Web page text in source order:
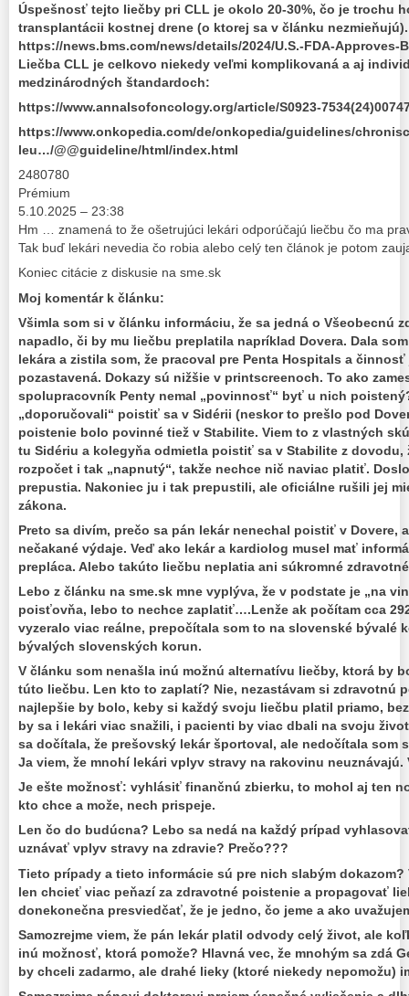
Úspešnosť tejto liečby pri CLL je okolo 20-30%, čo je trochu
transplantácii kostnej drene (o ktorej sa v článku nezmieňujú).
https://news.bms.com/news/details/2024/U.S.-FDA-
Liečba CLL je celkovo niekedy veľmi komplikovaná a aj
medzinárodných štandardoch:
https://www.annalsofoncology.org/article/S0923-
https://www.onkopedia.com/de/onkopedia/guidelines/
leu…/@@guideline/html/index.html
2480780
Prémium
5.10.2025 – 23:38
Hm … znamená to že ošetrujúci lekári odporúčajú liečbu čo ma
Tak buď lekári nevedia čo robia alebo celý ten článok je potom
Koniec citácie z diskusie na sme.sk
Moj komentár k článku:
Všimla som si v článku informáciu, že sa jedná o Všeobecnú
napadlo, či by mu liečbu preplatila napríklad Dovera. Dala
lekára a zistila som, že pracoval pre Penta Hospitals a
pozastavená. Dokazy sú nižšie v printscreenoch. To ako
spolupracovník Penty nemal „povinnosť“ byť u nich
„doporučovali“ poistiť sa v Sidérii (neskor to prešlo pod
poistenie bolo povinné tiež v Stabilite. Viem to z vlastných
tu Sidériu a kolegyňa odmietla poistiť sa v Stabilite z dovodu,
rozpočet i tak „napnutý“, takže nechce nič naviac platiť.
prepustia. Nakoniec ju i tak prepustili, ale oficiálne rušili jej
zákona.
Preto sa divím, prečo sa pán lekár nenechal poistiť v Dovere,
nečakané výdaje. Veď ako lekár a kardiolog musel mať
prepláca. Alebo takúto liečbu neplatia ani súkromné
Lebo z článku na sme.sk mne vyplýva, že v podstate je „na
poisťovňa, lebo to nechce zaplatiť….Lenže ak počítam cca
vyzeralo viac reálne, prepočítala som to na slovenské bývalé
bývalých slovenských korun.
V článku som nenašla inú možnú alternatívu liečby, ktorá by
túto liečbu. Len kto to zaplatí? Nie, nezastávam si zdravotnú
najlepšie by bolo, keby si každý svoju liečbu platil priamo,
by sa i lekári viac snažili, i pacienti by viac dbali na svoju
sa dočítala, že prešovský lekár športoval, ale nedočítala som
Ja viem, že mnohí lekári vplyv stravy na rakovinu
Je ešte možnosť: vyhlásiť finančnú zbierku, to mohol aj ten
kto chce a može, nech prispeje.
Len čo do budúcna? Lebo sa nedá na každý prípad
uznávať vplyv stravy na zdravie? Prečo???
Tieto prípady a tieto informácie sú pre nich slabým
len chcieť viac peňazí za zdravotné poistenie a propagovať
donekonečna presviedčať, že je jedno, čo jeme a ako
Samozrejme viem, že pán lekár platil odvody celý život, ale
inú možnosť, ktorá pomože? Hlavná vec, že mnohým sa zdá
by chceli zadarmo, ale drahé lieky (ktoré niekedy nepomožu)